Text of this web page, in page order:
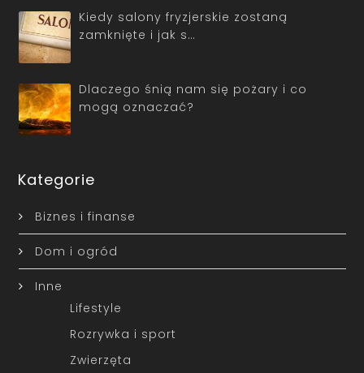
Kiedy salony fryzjerskie zostaną
zamknięte i jak s…
Dlaczego śnią nam się pożary i co
mogą oznaczać?
Kategorie
Biznes i finanse
Dom i ogród
Inne
Lifestyle
Rozrywka i sport
Zwierzęta